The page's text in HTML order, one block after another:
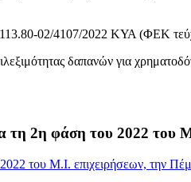
02/4107/2022 ΚΥΑ (ΦΕΚ
δαπανών για
τη 2η φάση του 2022 του